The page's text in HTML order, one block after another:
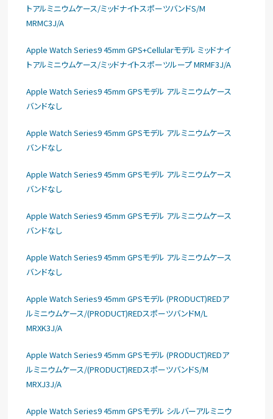
トアルミニウムケース/ミッドナイトスポーツバンドS/M
MRMC3J/A
Apple Watch Series9 45mm GPS+Cellularモデル ミッドナイ
トアルミニウムケース/ミッドナイトスポーツループ MRMF3J/A
Apple Watch Series9 45mm GPSモデル アルミニウムケース
バンドなし
Apple Watch Series9 45mm GPSモデル アルミニウムケース
バンドなし
Apple Watch Series9 45mm GPSモデル アルミニウムケース
バンドなし
Apple Watch Series9 45mm GPSモデル アルミニウムケース
バンドなし
Apple Watch Series9 45mm GPSモデル アルミニウムケース
バンドなし
Apple Watch Series9 45mm GPSモデル (PRODUCT)REDア
ルミニウムケース/(PRODUCT)REDスポーツバンドM/L
MRXK3J/A
Apple Watch Series9 45mm GPSモデル (PRODUCT)REDア
ルミニウムケース/(PRODUCT)REDスポーツバンドS/M
MRXJ3J/A
Apple Watch Series9 45mm GPSモデル シルバーアルミニウ